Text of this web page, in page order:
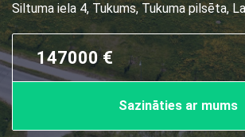
Siltuma iela 4, Tukums, Tukuma pilsēta,
147000 €
Sazināties ar mums